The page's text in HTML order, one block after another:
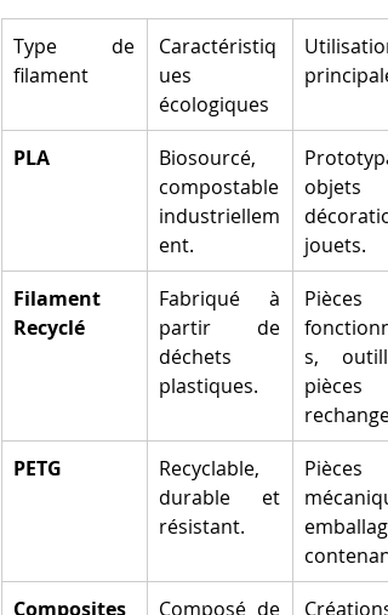
Type de
filament
Caractéristiq
ues
écologiques
Utilisation
principale
PLA
Biosourcé,
compostable
industriellem
ent.
objets
jouets.
Filament
Recyclé
Fabriqué à
partir de
déchets
plastiques.
Pièces
s,
pièces
rechange.
PETG
Recyclable,
durable et
résistant.
Pièces
Composites
Composé de
Créations